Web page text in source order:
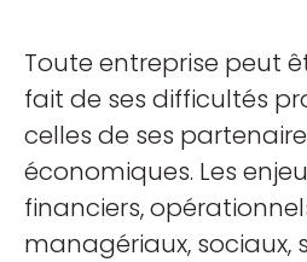
Toute entreprise peut
fait de ses difficultés
celles de ses
économiques. Les
financiers,
managériaux, sociaux,